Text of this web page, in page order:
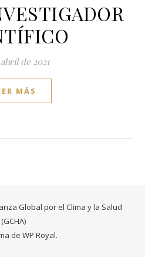
de 2021
MÁS
Global por el Clima y la Salud
(GCHA)
de WP Royal.